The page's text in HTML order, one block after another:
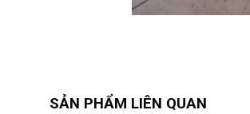
SẢN PHẨM LIÊN QUAN